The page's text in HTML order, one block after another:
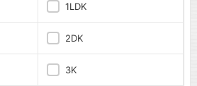
1LDK
2DK
3K